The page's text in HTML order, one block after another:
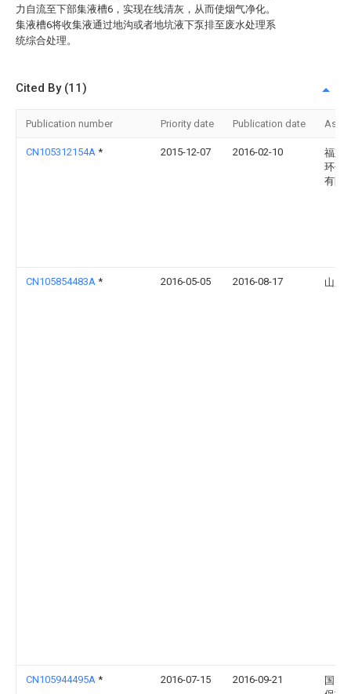
力自流至下部集液槽6，实现在线清灰，从而使烟气净化。
集液槽6将收集液通过地沟或者地坑液下泵排至废水处理系
统综合处理。
Cited By (11)
Publication number Priority date Publication date
CN105312154A * 2015-12-07 2016-02-10
福建
环保
有限
CN105854483A * 2016-05-05 2016-08-17 山东
CN105944495A * 2016-07-15 2016-09-21
国电